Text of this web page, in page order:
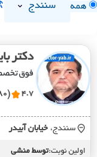
همه سنندج
دکتر
فوق
4.7 (180 نظر)
سنندج، خيابان آبيدر
اولین نوبت:توسط منشی